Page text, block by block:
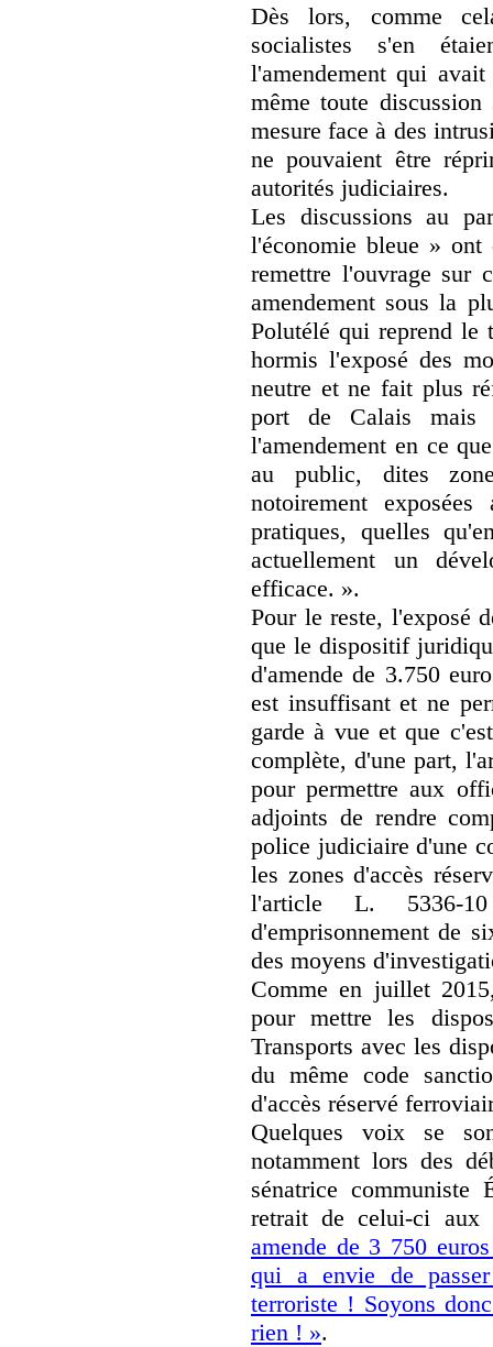
Dès lors, comme
socialistes s'en
l'amendement qui
même toute
mesure face à des
ne pouvaient être
autorités judiciaires.
Les discussions au
l'économie bleue » ont
remettre l'ouvrage sur
amendement sous la
Polutélé qui reprend le
hormis l'exposé des
neutre et ne fait plus
port de Calais mais
l'amendement en ce
au public, dites
notoirement
pratiques, quelles
actuellement un
efficace. ».
Pour le reste, l'exposé
que le dispositif
d'amende de 3.750
est insuffisant et ne
garde à vue et que
complète, d'une part,
pour permettre aux
adjoints de rendre
police judiciaire d'une
les zones d'accès
l'article L.
d'emprisonnement de
des moyens
Comme en juillet
pour mettre les
Transports avec les
du même code
d'accès réservé
Quelques voix se
notamment lors des
sénatrice
retrait de celui-ci
amende de 3 750
qui a envie de
terroriste ! Soyons
rien ! ».